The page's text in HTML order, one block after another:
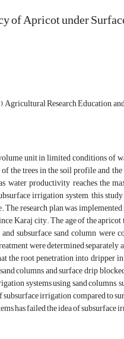
Apricot under
Research Education,
unit in limited conditions of
the trees in the soil profile and
water productivity reaches the
irrigation system, this
research plan was
Karaj city. The age of the
subsurface sand column were
were determined separately
the root penetration into dripper
columns and surface drip
systems using sand columns,
irrigation compared to
has failed the idea of subsurface